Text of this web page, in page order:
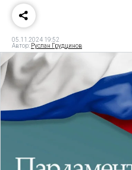
05.11.2024 19:52
Автор: Руслан Грудцинов